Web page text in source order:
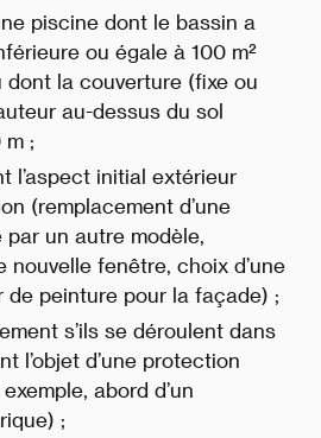
piscine dont le bassin a
ou égale à 100 m²
dont la couverture (fixe ou
au-dessus du sol
m ;
l’aspect initial extérieur
(remplacement d’une
un autre modèle,
nouvelle fenêtre, choix d’une
de peinture pour la façade) ;
s’ils se déroulent dans
l’objet d’une protection
abord d’un
;